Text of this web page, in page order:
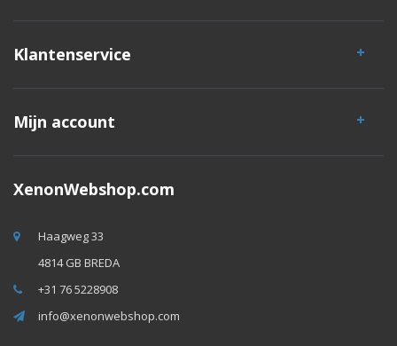
Klantenservice
Mijn account
XenonWebshop.com
Haagweg 33
4814 GB BREDA
+31 76 5228908
info@xenonwebshop.com